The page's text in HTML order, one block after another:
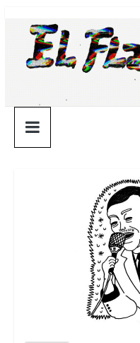
contenido
¯\_(ツ)_/
¯